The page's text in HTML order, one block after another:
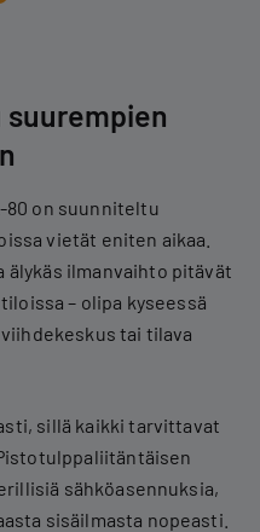
suurempien
80 on suunniteltu
vietät eniten aikaa.
älykäs ilmanvaihto pitävät
– olipa kyseessä
tai tilava
sillä kaikki tarvittavat
sähköasennuksia,
sisäilmasta nopeasti.